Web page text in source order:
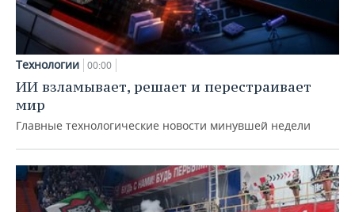
Технологии 00:00
ИИ взламывает, решает и перестраивает
мир
Главные технологические новости минувшей недели